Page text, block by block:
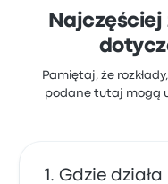
Pamiętaj, że
podane tutaj mogą
Gdzie